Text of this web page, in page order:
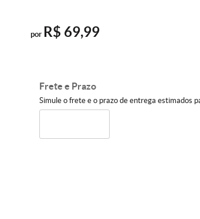
por R$ 69,99
Frete e Prazo
Simule o frete e o prazo de entrega estimados